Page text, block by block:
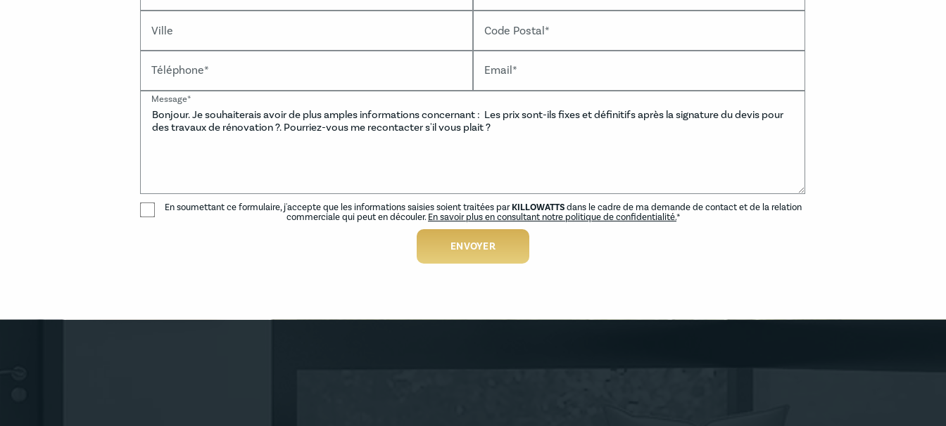
Ville Code Postal*
Téléphone* Email*
Message*
En soumettant ce formulaire, j'accepte que les informations saisies soient traitées par KILLOWATTSdans le cadre de ma demande de contact et de la relation
commerciale qui peut en découler. En savoir plus en consultant notre politique de confidentialité.*